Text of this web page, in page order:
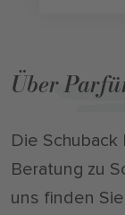
Über
Die
Beratung zu
uns finden